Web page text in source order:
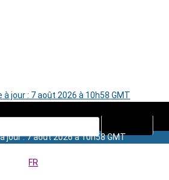
à jour : 7 août 2026 à 10h58 GMT
jour : 7 août 2026 à 10h58 GMT
FR